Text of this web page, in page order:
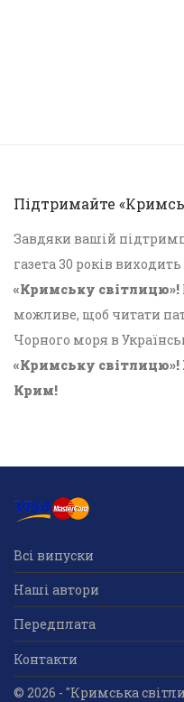
Підтримайте
Завдяки вашій
газета 30 років виходить
«Кримську світлицю»!
можливе, щоб читати
Чорного моря в
«Кримську
Крим!
Всі випуски
Наші автори
Передплата
Контакти
© 2026 - "Кримська